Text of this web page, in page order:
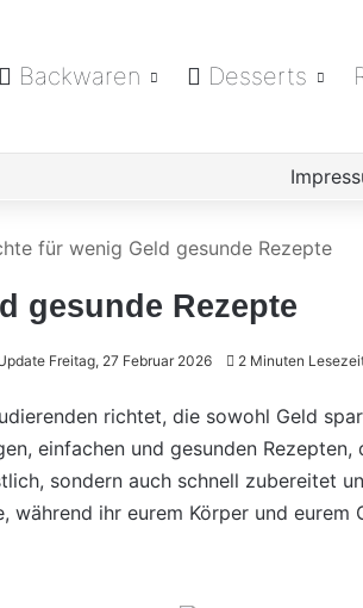
Backwaren Desserts
für wenig Geld gesunde Rezepte
gesunde Rezepte
Freitag, 27 Februar 2026 2 Minuten
richtet, die sowohl Geld
einfachen und gesunden
sondern auch schnell zubereitet
ihr eurem Körper und eurem